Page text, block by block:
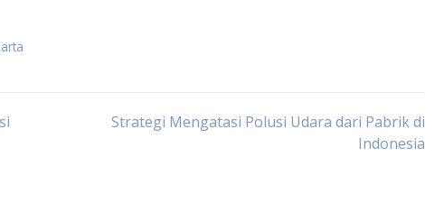
Strategi Mengatasi Polusi Udara dari Pabrik di
Indonesia